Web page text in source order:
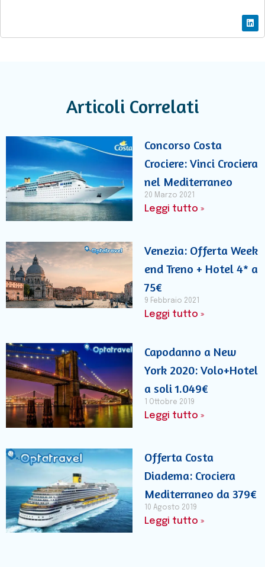
Articoli Correlati
Concorso Costa
Crociere: Vinci Crociera
nel Mediterraneo
20 Marzo 2021
Leggi tutto »
Venezia: Offerta Week
end Treno + Hotel 4* a
75€
9 Febbraio 2021
Leggi tutto »
Capodanno a New
York 2020: Volo+Hotel
a soli 1.049€
1 Ottobre 2019
Leggi tutto »
Offerta Costa
Diadema: Crociera
Mediterraneo da 379€
10 Agosto 2019
Leggi tutto »